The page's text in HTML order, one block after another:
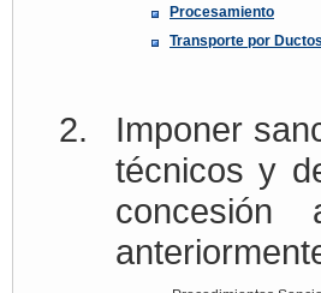
Procesamiento
Transporte por Ductos
Imponer
técnicos y